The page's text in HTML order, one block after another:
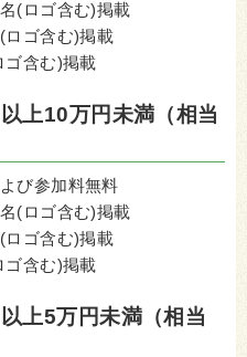
(ロゴ含む)掲載
ロゴ含む)掲載
ゴ含む)掲載
上10万円未満（相当
び参加料無料
(ロゴ含む)掲載
ロゴ含む)掲載
ゴ含む)掲載
上5万円未満（相当